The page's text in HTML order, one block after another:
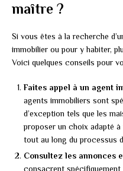
maître ?
Si vous êtes à la recherche
immobilier ou pour y habiter,
Voici quelques conseils pour
Faites appel à un agent
agents immobiliers sont
d’exception tels que les
proposer un choix adapté
tout au long du processus
Consultez les annonces
consacrent spécifiquement